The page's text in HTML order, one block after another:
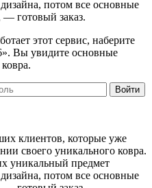
потом все основные
— готовый заказ.
этот сервис, наберите
Вы увидите основные
клиентов, которые уже
своего уникального ковра.
уникальный предмет
потом все основные